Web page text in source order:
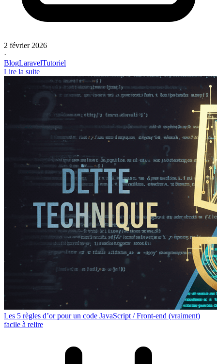
2 février 2026
·
BlogLaravelTutoriel
Lire la suite
Les 5 règles d’or pour un code JavaScript / Front-end (vraiment)
facile à relire